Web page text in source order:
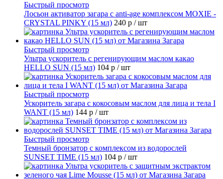
Быстрый просмотр
Лосьон активатор загара с anti-age комплексом MOXIE -
CRYSTAL PINKY (15 мл) 240 р / шт
Быстрый просмотр
Ультра ускоритель с регенирующим маслом какао
HELLO SUN (15 мл) 104 р / шт
Быстрый просмотр
Ускоритель загара с кокосовым маслом для лица и тела I
WANT (15 мл) 144 р / шт
Быстрый просмотр
Темный бронзатор с комплексом из водорослей
SUNSET TIME (15 мл) 104 р / шт